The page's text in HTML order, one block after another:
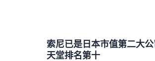
索尼已是日本市值第二大
天堂排名第十